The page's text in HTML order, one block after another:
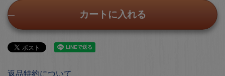
カートに入れる
返品特約について